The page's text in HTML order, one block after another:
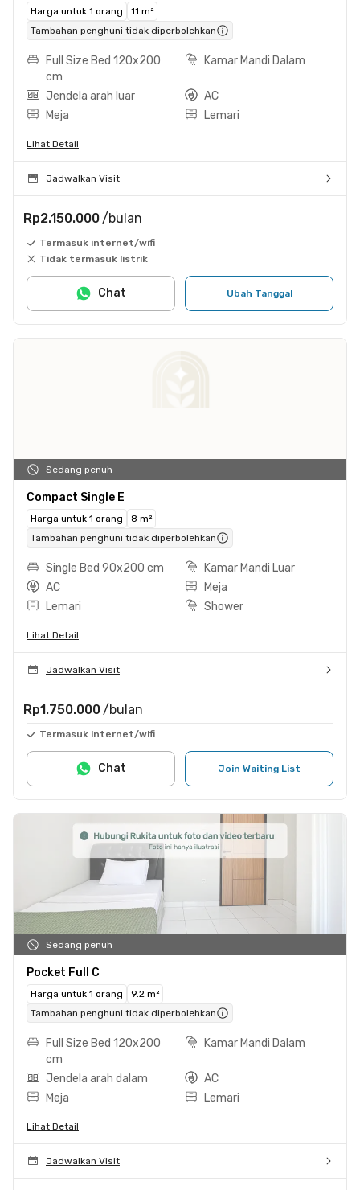
Harga untuk 1 orang
11 m²
Tambahan penghuni tidak diperbolehkan
Full Size Bed 120x200
cm
Kamar Mandi Dalam
Jendela arah luar
AC
Meja
Lemari
Lihat Detail
Jadwalkan Visit
Rp2.150.000 /bulan
Termasuk internet/wifi
Tidak termasuk listrik
Ubah Tanggal
Chat
Sedang penuh
Compact Single E
Harga untuk 1 orang
8 m²
Tambahan penghuni tidak diperbolehkan
Single Bed 90x200 cm
Kamar Mandi Luar
AC
Meja
Lemari
Shower
Lihat Detail
Jadwalkan Visit
Rp1.750.000 /bulan
Termasuk internet/wifi
Join Waiting List
Chat
Sedang penuh
Pocket Full C
Harga untuk 1 orang
9.2 m²
Tambahan penghuni tidak diperbolehkan
Full Size Bed 120x200
cm
Kamar Mandi Dalam
Jendela arah dalam
AC
Meja
Lemari
Lihat Detail
Jadwalkan Visit